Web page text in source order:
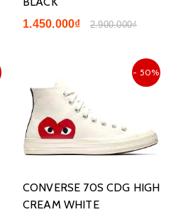
1.450.000₫ 2.900.000₫
- 50%
CONVERSE 70S CDG HIGH
CREAM WHITE